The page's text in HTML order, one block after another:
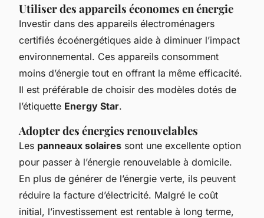
Utiliser des appareils économes en énergie
Investir dans des appareils électroménagers
certifiés écoénergétiques aide à diminuer l’impact
environnemental. Ces appareils consomment
moins d’énergie tout en offrant la même efficacité.
Il est préférable de choisir des modèles dotés de
l’étiquette Energy Star.
Adopter des énergies renouvelables
Les panneaux solaires sont une excellente option
pour passer à l’énergie renouvelable à domicile.
En plus de générer de l’énergie verte, ils peuvent
réduire la facture d’électricité. Malgré le coût
initial, l’investissement est rentable à long terme,